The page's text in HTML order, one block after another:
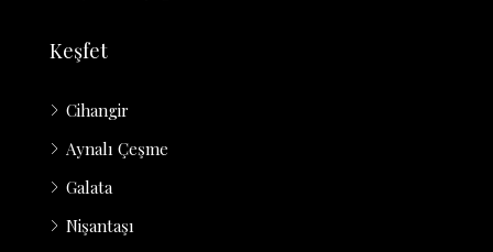
Keşfet
Cihangir
Aynalı Çeşme
Galata
Nişantaşı